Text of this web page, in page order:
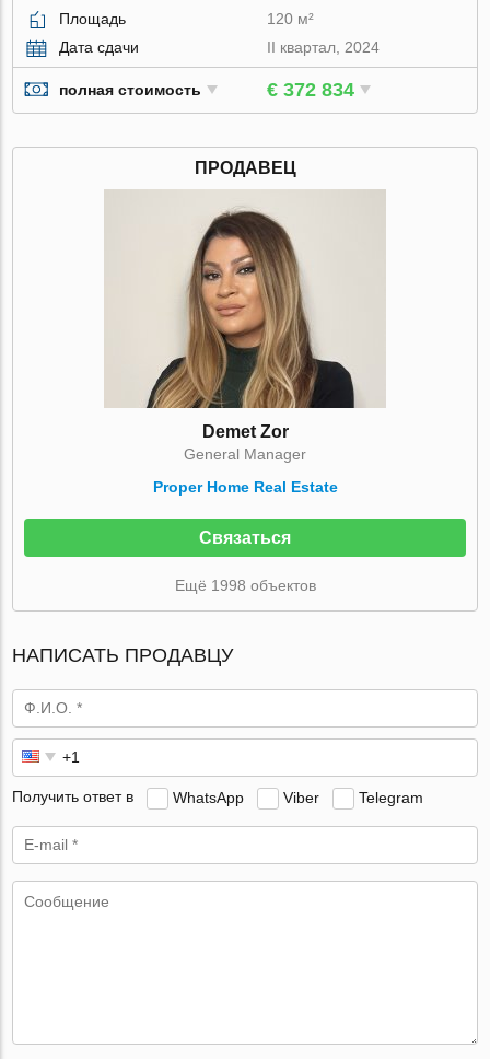
Площадь
120 м²
Дата сдачи
II квартал, 2024
полная стоимость € 372 834
ПРОДАВЕЦ
Demet Zor
General Manager
Proper Home Real Estate
Связаться
Ещё 1998 объектов
НАПИСАТЬ ПРОДАВЦУ
Получить ответ в WhatsApp Viber Telegram